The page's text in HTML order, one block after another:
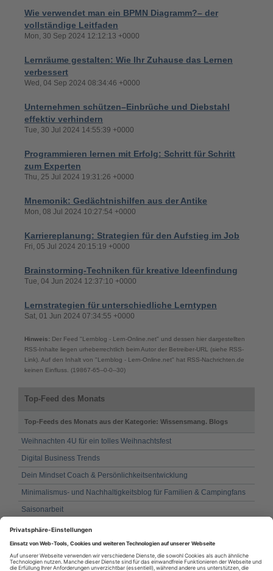
Wie verwendet man ein BPMN Diagramm?– der
vollständige Leitfaden
Mon, 30 Sep 2024 12:12:13 +0000
Lernräume gestalten: Wie Ihr Zuhause das Lernen
verbessert
Wed, 04 Sep 2024 08:34:46 +0000
Unternehmen schützen–Einbrüche und Diebstahl
effektiv verhindern
Tue, 30 Jul 2024 14:55:39 +0000
Programmieren lernen mit Erfolg: Schritt für Schritt
zum Experten
Thu, 25 Jul 2024 19:31:26 +0000
Mnemonik: Gedächtnishilfen aus der Antike
Mon, 08 Jul 2024 10:27:54 +0000
Karriereplanung: Strategien für den Aufstieg im Job
Fri, 05 Jul 2024 20:15:19 +0000
Brainstorming-Techniken für kreative Ideenfindung
Tue, 04 Jun 2024 12:37:10 +0000
Lernstrategien für unterschiedliche Lerntypen
Sat, 01 Jun 2024 07:34:55 +0000
Hinweis: Der Feed "Lernblog - Lern-Online.net" und dessen hier dargestellten
RSS-Inhalte liegen urheberrechtlich beim Autor der Betreiber-URL (siehe RSS-
Link). Auf den Inhalt von "Lernblog - Lern-Online.net" hat RSS-Nachrichten.de
keinen Einfluss. (19867-65--0-0--30)
Top-Feed des Monats
Top-Feeds des Monats aus der Kategorie: Wissensmang. Blogs
Weihnachten 4U für ein tolles Weihnachtsfest
Digital Business Trends
Dein Mindset Coach & Persönlichkeitsentwicklung
Minimalismus- und Nachhaltigkeitsblog für Familien & Campingfans
Saisonarbeit
Lernblog - Lern-Online.net
Bauherrn Blog
Tafeldeko GmbH